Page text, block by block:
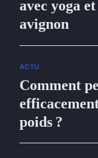
avec yoga
avignon
ACTU
Comment
poids ?